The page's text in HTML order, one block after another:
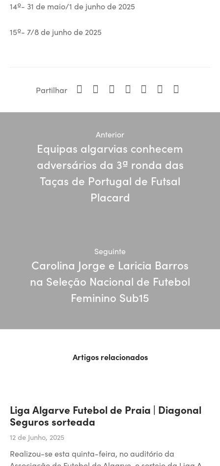
14º- 31 de maio/1 de junho de 2025
15º- 7/8 de junho de 2025
Partilhar
Anterior
Equipas algarvias conhecem
adversários da 3ª ronda das
Taças de Portugal de Futsal
Placard
Seguinte
Carolina Jorge e Laricia Barros
na Seleção Nacional de Futebol
Feminino Sub15
Artigos relacionados
Liga Algarve Futebol de Praia | Diagonal
Seguros sorteada
12 de Junho, 2025
Realizou-se esta quinta-feira, no auditório da